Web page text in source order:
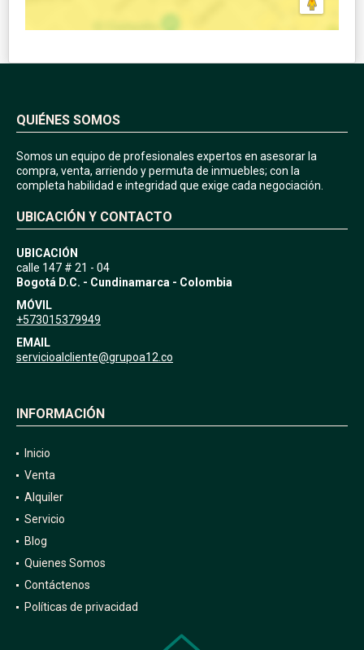
QUIÉNES SOMOS
Somos un equipo de profesionales expertos en asesorar la
compra, venta, arriendo y permuta de inmuebles; con la
completa habilidad e integridad que exige cada negociación.
UBICACIÓN Y CONTACTO
UBICACIÓN
calle 147 # 21 - 04
Bogotá D.C. - Cundinamarca - Colombia
MÓVIL
+573015379949
EMAIL
servicioalcliente@grupoa12.co
INFORMACIÓN
Inicio
Venta
Alquiler
Servicio
Blog
Quienes Somos
Contáctenos
Políticas de privacidad